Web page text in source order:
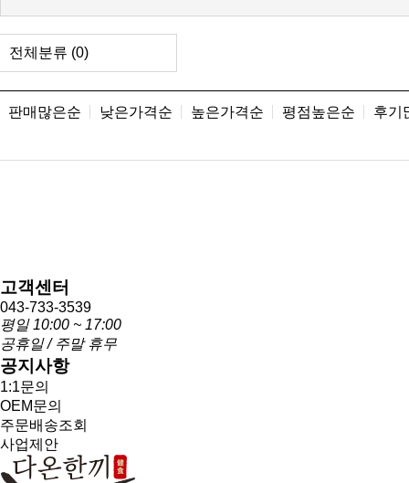
전체분류 (0)
판매많은순 낮은가격순 높은가격순 평점높은순 후기
고객센터
043-733-3539
평일 10:00 ~ 17:00
공휴일 / 주말 휴무
공지사항
1:1문의
OEM문의
주문배송조회
사업제안